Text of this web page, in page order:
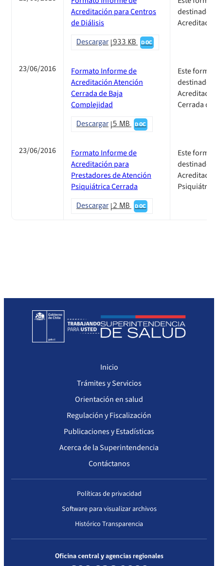
Acreditación para Centros
de Diálisis
Descargar 933 KB DOC
destinado a
23/06/2016
Formato Informe de
Acreditación Atención
Cerrada de Baja
Complejidad
Descargar 5 MB DOC
Este
destinado a
Cerrada de
23/06/2016
Formato Informe de
Acreditación para
Prestadores de Atención
Psiquiátrica Cerrada
Descargar 2 MB DOC
Este
destinado a
Inicio
Trámites y Servicios
Orientación en salud
Regulación y Fiscalización
Publicaciones y Estadísticas
Acerca de la Superintendencia
Contáctanos
Políticas de privacidad
Software para visualizar archivos
Histórico Transparencia
Oficina central y agencias regionales